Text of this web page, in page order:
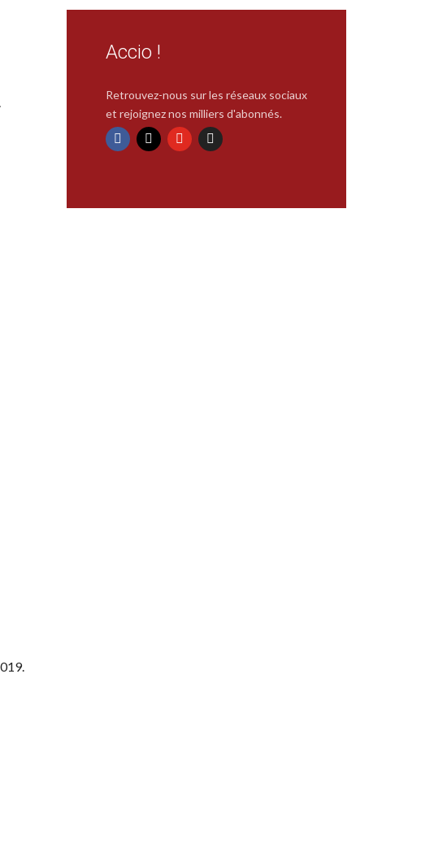
Accio !
Retrouvez-nous sur les réseaux sociaux
et rejoignez nos milliers d'abonnés.